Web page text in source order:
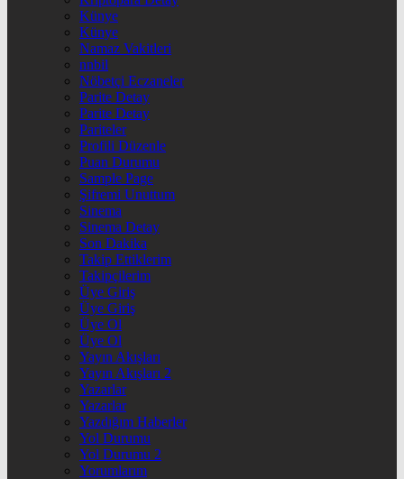
Künye
Künye
Namaz Vakitleri
nnbil
Nöbetçi Eczaneler
Parite Detay
Parite Detay
Pariteler
Profili Düzenle
Puan Durumu
Sample Page
Şifremi Unuttum
Sinema
Sinema Detay
Son Dakika
Takip Ettiklerim
Takipçilerim
Üye Giriş
Üye Giriş
Üye Ol
Üye Ol
Yayın Akışları
Yayın Akışları 2
Yazarlar
Yazarlar
Yazdığım Haberler
Yol Durumu
Yol Durumu 2
Yorumlarım